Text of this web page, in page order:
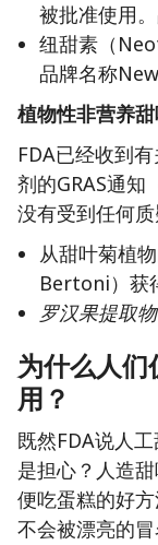
被批准使用
纽甜素（
品牌名称
植物性非营养甜
FDA已经收到
剂的GRAS通知
没有受到任何质
从甜叶菊植
Bertoni）获
罗汉果提取
为什么人
用？
既然FDA说人
是担心？人造
便吃蛋糕的好
不会被漂亮的冒